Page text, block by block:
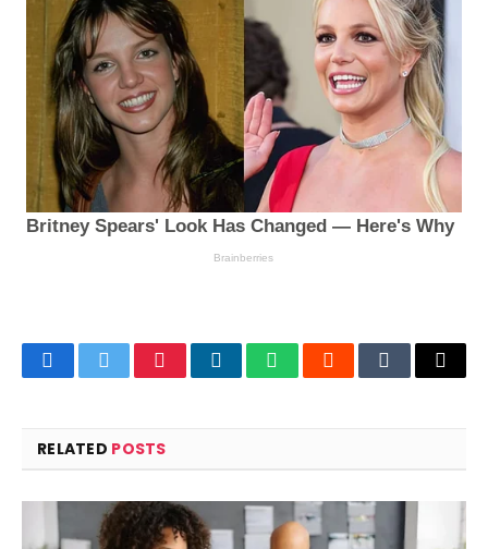
FacebookTwitterPinterestLinkedInWhatsAppRedditTumblrEmail
RELATED POSTS